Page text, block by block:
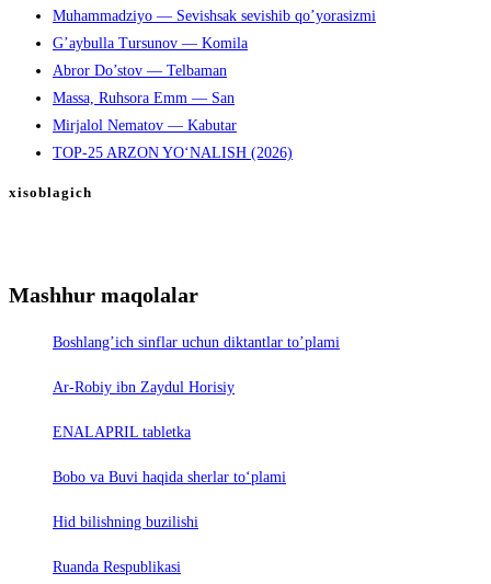
Muhammadziyo — Sevishsak sevishib qo’yorasizmi
G’aybulla Tursunov — Komila
Abror Do’stov — Telbaman
Massa, Ruhsora Emm — San
Mirjalol Nematov — Kabutar
TOP-25 ARZON YO‘NALISH (2026)
xisoblagich
Mashhur maqolalar
Boshlang’ich sinflar uchun diktantlar to’plami
Ar-Robiy ibn Zaydul Horisiy
ENALAPRIL tabletka
Bobo va Buvi haqida sherlar to‘plami
Hid bilishning buzilishi
Ruanda Respublikasi